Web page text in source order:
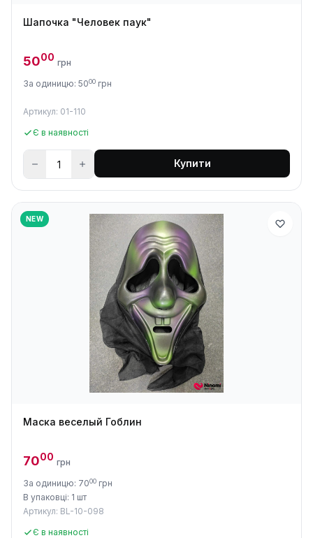
Шапочка "Человек паук"
5000 грн
За одиницю: 5000 грн
Артикул: 01-110
Є в наявності
Купити
NEW
Маска веселый Гоблин
7000 грн
За одиницю: 7000 грн
В упаковці: 1 шт
Артикул: BL-10-098
Є в наявності